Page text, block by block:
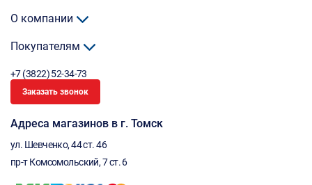
О компании
Покупателям
+7 (3822) 52-34-73
Заказать звонок
Адреса магазинов в г. Томск
ул. Шевченко, 44 ст. 46
пр-т Комсомольский, 7 ст. 6